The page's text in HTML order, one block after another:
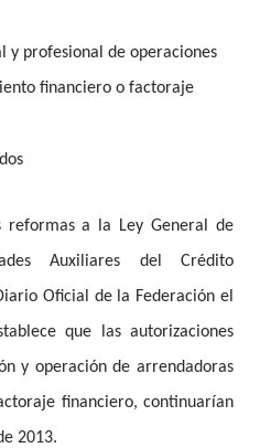
y profesional de operaciones
financiero o factoraje
reformas a la Ley General de
Auxiliares del Crédito
Oficial de la Federación el
que las autorizaciones
y operación de arrendadoras
financiero, continuarían
2013.